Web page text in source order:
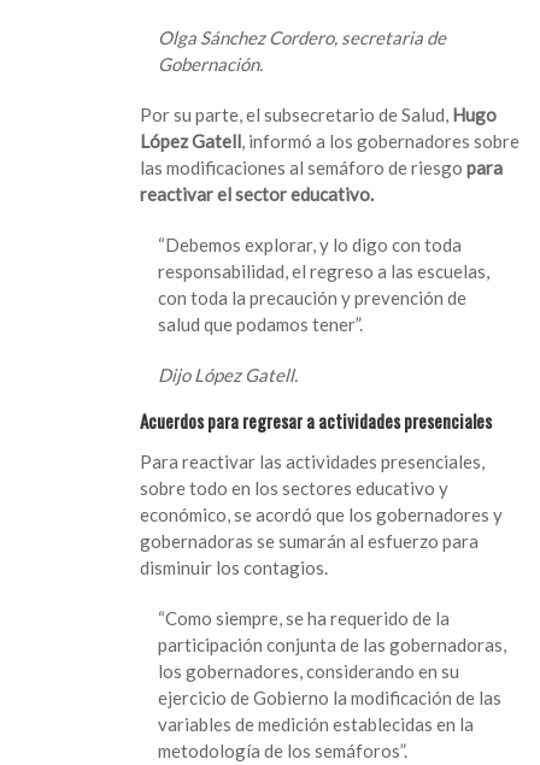
Olga Sánchez Cordero, secretaria de
Gobernación.
Por su parte, el subsecretario de Salud, Hugo
López Gatell, informó a los gobernadores sobre
las modificaciones al semáforo de riesgo para
reactivar el sector educativo.
“Debemos explorar, y lo digo con toda
responsabilidad, el regreso a las escuelas,
con toda la precaución y prevención de
salud que podamos tener”.
Dijo López Gatell.
Acuerdos para regresar a actividades presenciales
Para reactivar las actividades presenciales,
sobre todo en los sectores educativo y
económico, se acordó que los gobernadores y
gobernadoras se sumarán al esfuerzo para
disminuir los contagios.
“Como siempre, se ha requerido de la
participación conjunta de las gobernadoras,
los gobernadores, considerando en su
ejercicio de Gobierno la modificación de las
variables de medición establecidas en la
metodología de los semáforos”.